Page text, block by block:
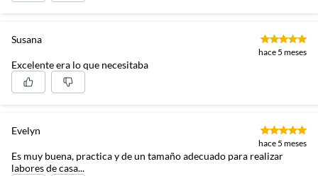
Susana
hace 5 meses
Excelente era lo que necesitaba
Evelyn
hace 5 meses
Es muy buena, practica y de un tamaño adecuado para realizar
labores de casa...